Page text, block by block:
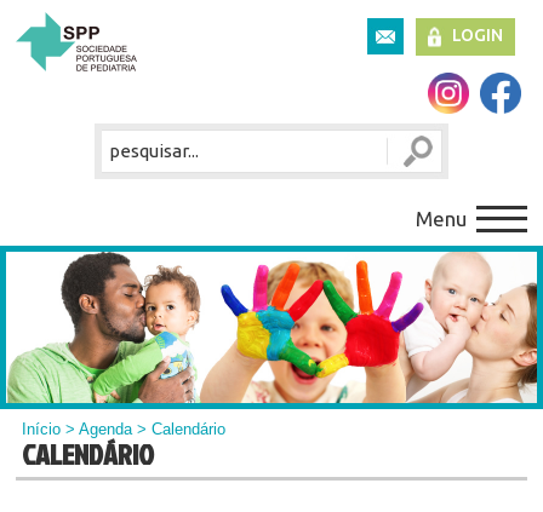
LOGIN
Menu
Início >Agenda> Calendário
CALENDÁRIO